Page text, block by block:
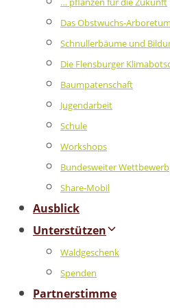
Das Obstwuchs-Arboretum
Schnullerbäume und
Die Flensburger
Baumpatenschaft
Jugendarbeit
Schule
Workshops
Bundesweiter Wettbewerb
Share-Mobil
Ausblick
Unterstützen
Waldgeschenk
Spenden
Partnerstimme